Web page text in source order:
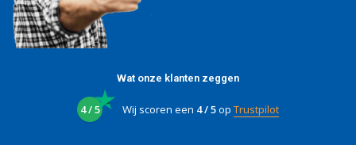
Wat onze klanten zeggen
4 / 5 Wij scoren een 4 / 5op Trustpilot